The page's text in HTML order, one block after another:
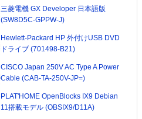
三菱電機 GX Developer 日本語版
(SW8D5C-GPPW-J)
Hewlett-Packard HP 外付けUSB DVD
ドライブ (701498-B21)
CISCO Japan 250V AC Type A Power
Cable (CAB-TA-250V-JP=)
PLAT'HOME OpenBlocks IX9 Debian
11搭載モデル (OBSIX9/D11A)